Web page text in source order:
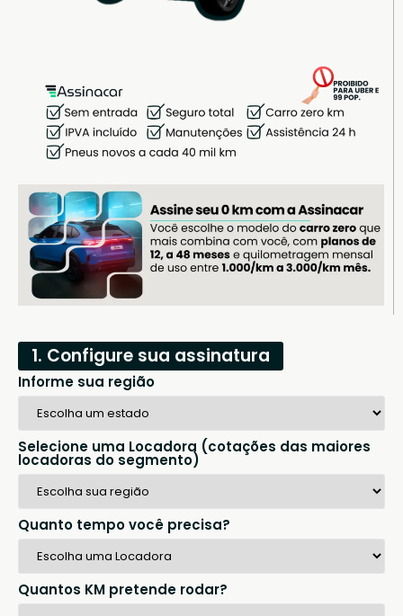
1. Configure sua assinatura
Informe sua região
Selecione uma Locadora (cotações das maiores
locadoras do segmento)
Quanto tempo você precisa?
Quantos KM pretende rodar?